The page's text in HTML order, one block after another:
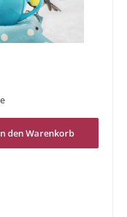
oder benutze die Schaltflächen um
den Warenkorb